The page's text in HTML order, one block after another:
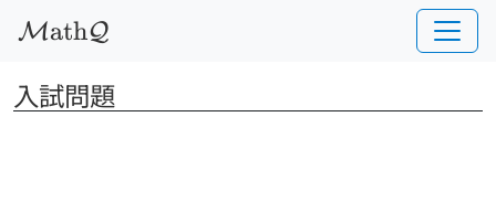
MathQ
入試問題